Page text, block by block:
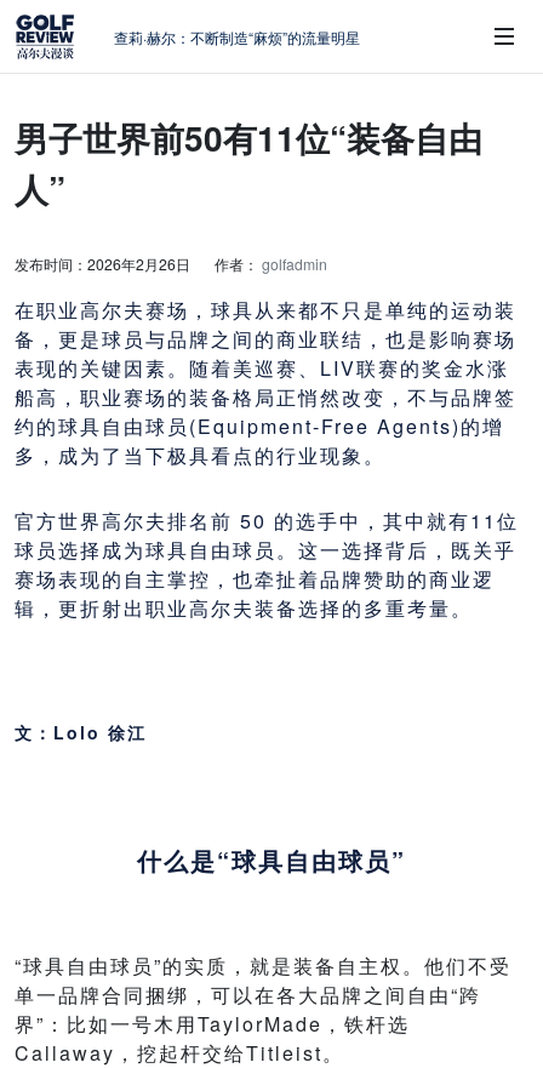
周报｜日本黑马夺取大满贯，中国高尔夫
AIG英国女子公开赛，一场大满贯的50年
蜕变
Menu
男子世界前50有11位“装备自由
人”
发布时间：2026年2月26日 作者： golfadmin
在职业高尔夫赛场，球具从来都不只是单纯的运动装
备，更是球员与品牌之间的商业联结，也是影响赛场
表现的关键因素。随着美巡赛、LIV联赛的奖金水涨
船高，职业赛场的装备格局正悄然改变，不与品牌签
约的球具自由球员(Equipment-Free Agents)的增
多，成为了当下极具看点的行业现象。
官方世界高尔夫排名前 50 的选手中，其中就有11位
球员选择成为球具自由球员。这一选择背后，既关乎
赛场表现的自主掌控，也牵扯着品牌赞助的商业逻
辑，更折射出职业高尔夫装备选择的多重考量。
文：Lolo 徐江
什么是“球具自由球员”
“球具自由球员”的实质，就是装备自主权。他们不受
单一品牌合同捆绑，可以在各大品牌之间自由“跨
界”：比如一号木用TaylorMade，铁杆选
Callaway，挖起杆交给Titleist。